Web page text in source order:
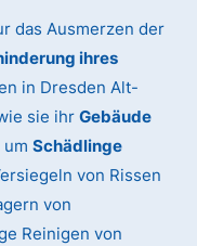
das Ausmerzen der
ihres
in Dresden Alt-
sie ihrGebäude
umSchädlinge
von Rissen
von
Reinigen von